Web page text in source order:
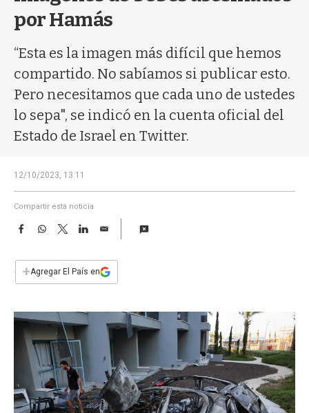
por Hamás
“Esta es la imagen más difícil que hemos
compartido. No sabíamos si publicar esto.
Pero necesitamos que cada uno de ustedes
lo sepa", se indicó en la cuenta oficial del
Estado de Israel en Twitter.
12/10/2023, 13:11
Compartir esta noticia
F
e
b
k
W
s
p
T
w
t
L
n
E
i
l
+Agregar El País en